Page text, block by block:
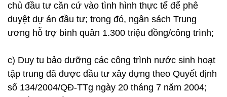
chủ đầu tư căn cứ vào tình hình thực tế để phê
duyệt dự án đầu tư; trong đó, ngân sách Trung
ương hỗ trợ bình quân 1.300 triệu đồng/công trình;
c) Duy tu bảo dưỡng các công trình nước sinh hoạt
tập trung đã được đầu tư xây dựng theo Quyết định
số 134/2004/QĐ-TTg ngày 20 tháng 7 năm 2004;